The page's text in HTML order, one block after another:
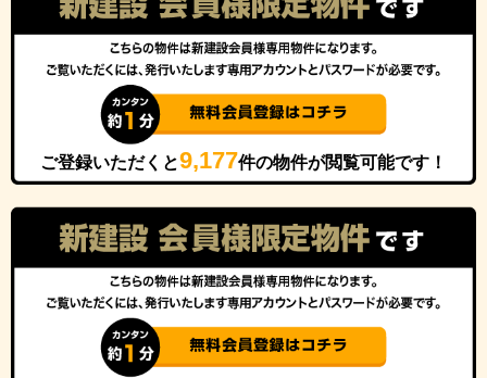
ご登録いただくと9,177件の物件が閲覧可能です！